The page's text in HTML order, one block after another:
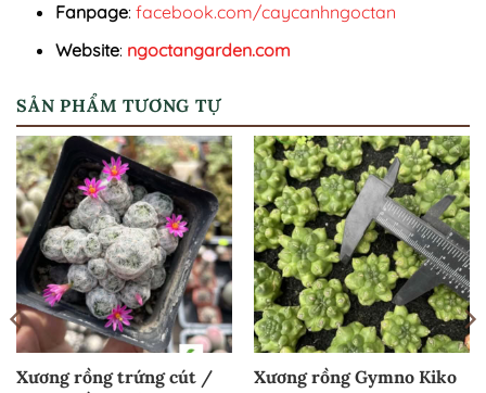
Fanpage: facebook.com/caycanhngoctan
Website: ngoctangarden.com
SẢN PHẨM TƯƠNG TỰ
Xương rồng trứng cút /
Xương rồng Gymno Kiko